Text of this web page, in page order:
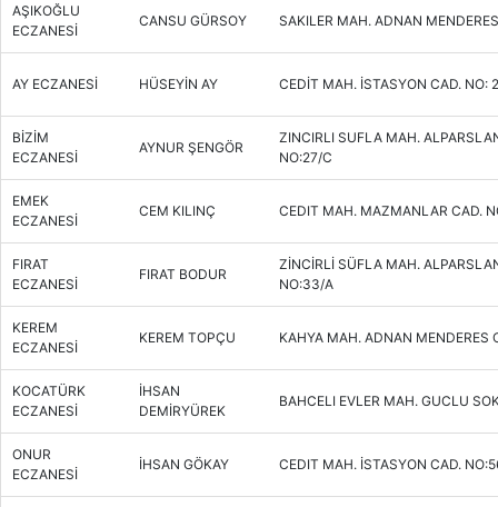
AŞIKOĞLU
ECZANESİ
CANSU GÜRSOY SAKILER MAH. ADNAN
AY ECZANESİ HÜSEYİN AY CEDİT MAH. İSTASYON CAD. NO:
BİZİM
ECZANESİ
AYNUR ŞENGÖR
ZINCIRLI SUFLA MAH.
NO:27/C
EMEK
ECZANESİ
CEM KILINÇ CEDIT MAH. MAZMANLAR CAD.
FIRAT
ECZANESİ
FIRAT BODUR
ZİNCİRLİ SÜFLA MAH.
NO:33/A
KEREM
ECZANESİ
KEREM TOPÇU KAHYA MAH. ADNAN MENDERES
KOCATÜRK
ECZANESİ
İHSAN
DEMİRYÜREK
BAHCELI EVLER MAH. GUCLU
ONUR
ECZANESİ
İHSAN GÖKAY CEDIT MAH. İSTASYON CAD.